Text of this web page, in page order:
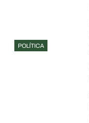
POLÍTICA